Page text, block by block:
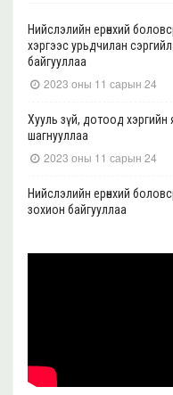
Нийслэлийн ерөнхий
хэргээс урьдчилан
байгууллаа
2023 оны 11 сарын 24
Хууль зүй, дотоод хэргийн
шагнууллаа
2023 оны 11 сарын 24
Нийслэлийн ерөнхий
зохион байгууллаа
байгууллаа